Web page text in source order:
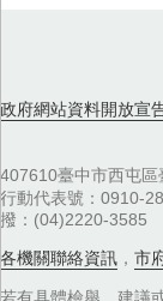
政府網站資料開放宣
407610臺中市西屯
行動代表號：0910-
撥：(04)2220-3585
各機關聯絡資訊 ， 市